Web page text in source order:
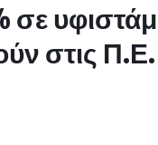
στις Π.Ε.